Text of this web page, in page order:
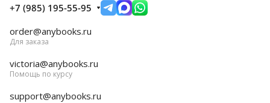
+7 (985) 195-55-95
order@anybooks.ru
Для заказа
victoria@anybooks.ru
Помощь по курсу
support@anybooks.ru